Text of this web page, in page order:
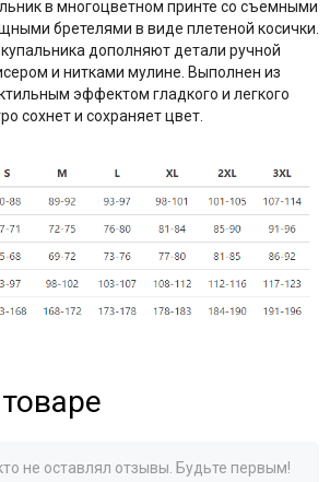
в многоцветном принте со съемными
бретелями в виде плетеной косички.
дополняют детали ручной
и нитками мулине. Выполнен из
эффектом гладкого и легкого
сохнет и сохраняет цвет.
не оставлял отзывы. Будьте первым!